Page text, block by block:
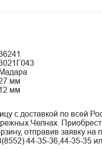
Мадара
мм
мм
с доставкой по всей
Челнах.
отправив заявку на
44-35-36,44-35-35